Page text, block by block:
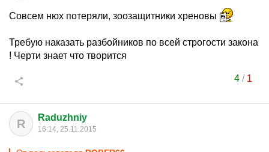
Совсем нюх потеряли, зоозащитники хреновы
Требую наказать разбойников по всей строгости закона
! Черти знает что творится
4/ 1
R Raduzhniy
16:14, 25.11.2015